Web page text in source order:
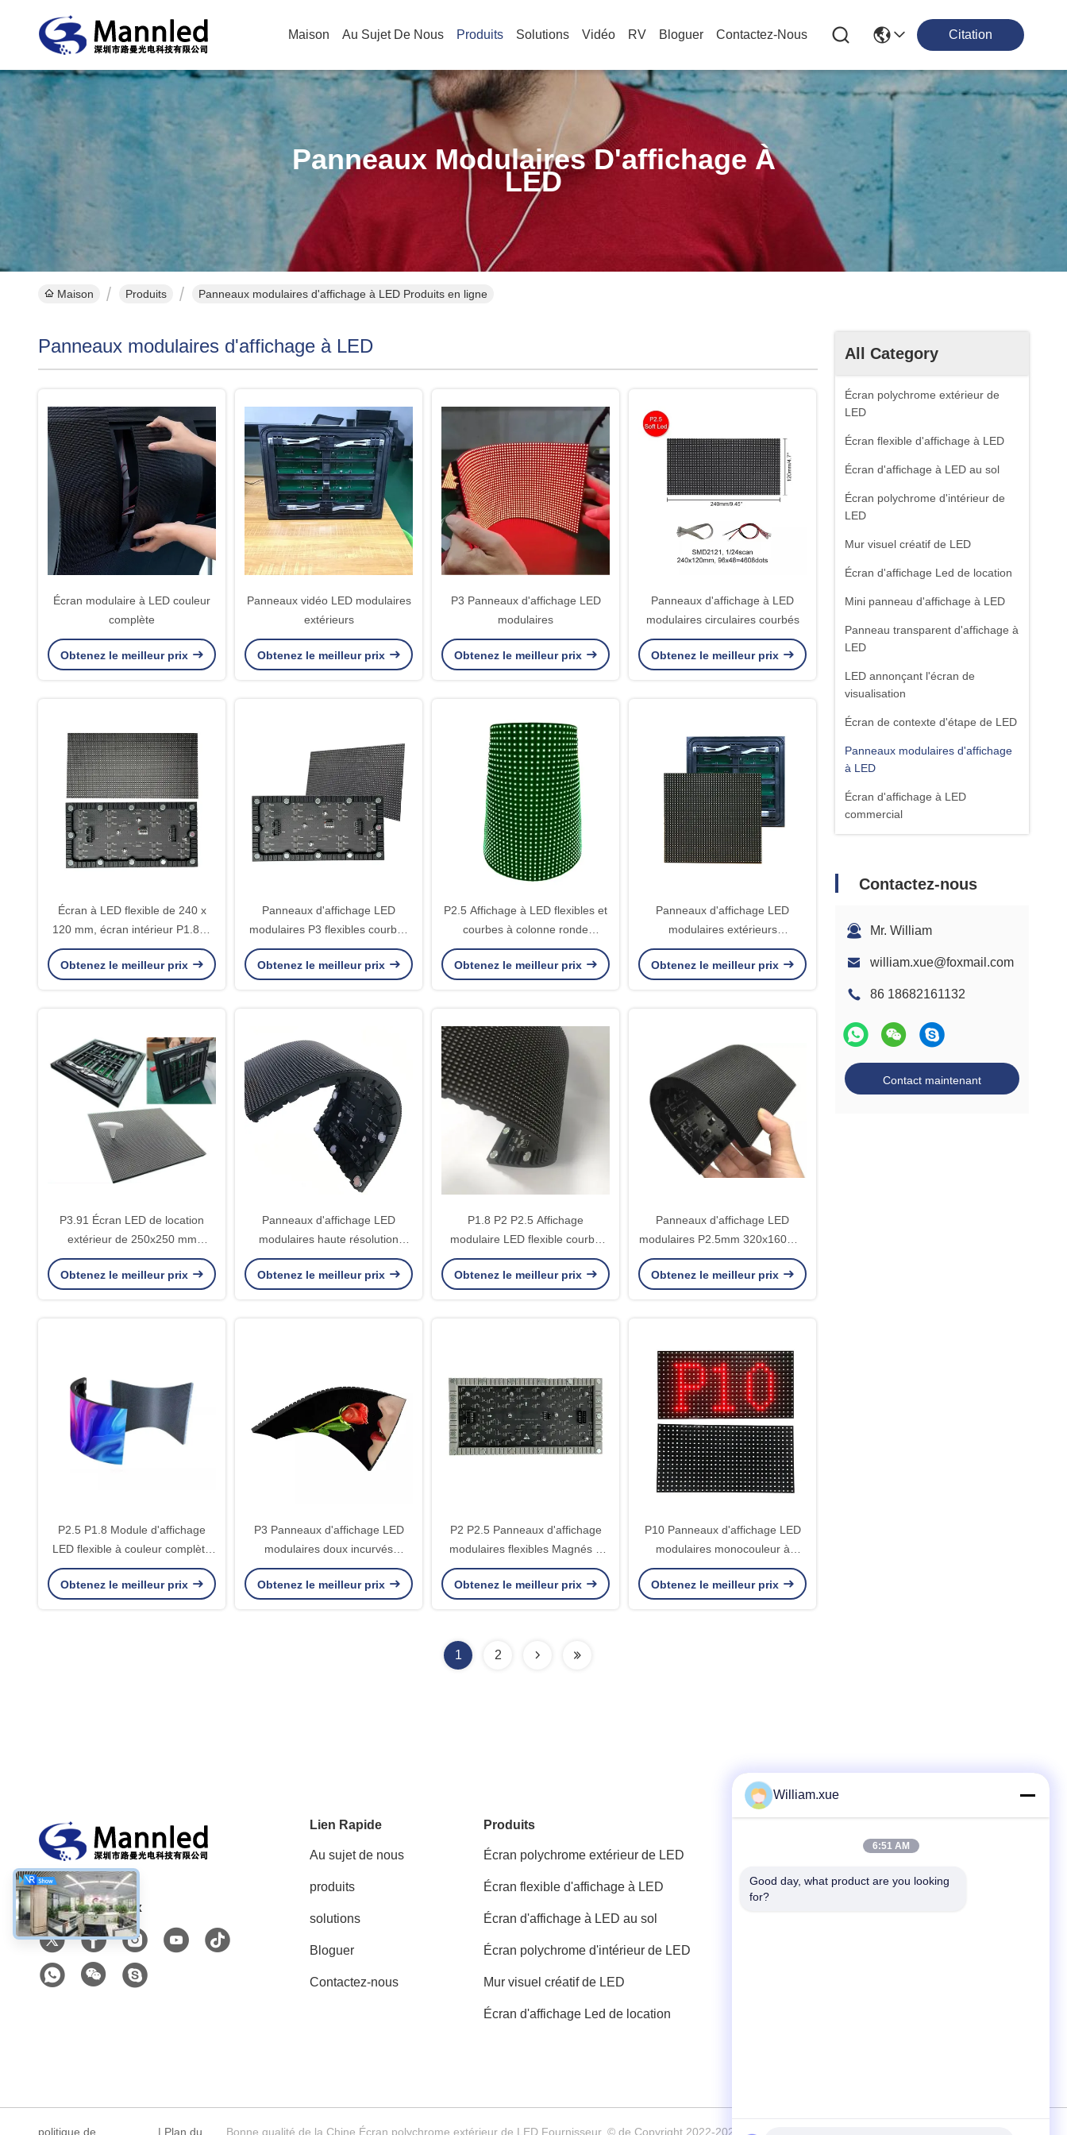
Maison Au Sujet De Nous Produits Solutions Vidéo RV Bloguer Contactez-Nous Citation
Panneaux Modulaires D'affichage À
LED
Maison Produits Panneaux modulaires d'affichage à LED Produits en ligne
All Category
Écran polychrome extérieur de
LED
Écran flexible d'affichage à LED
Écran d'affichage à LED au sol
Écran polychrome d'intérieur de
LED
Mur visuel créatif de LED
Écran d'affichage Led de location
Mini panneau d'affichage à LED
Panneau transparent d'affichage à
LED
LED annonçant l'écran de
visualisation
Écran de contexte d'étape de LED
Panneaux modulaires d'affichage
à LED
Écran d'affichage à LED
commercial
Contactez-nous
Mr. William
william.xue@foxmail.com
86 18682161132
Contact maintenant
Panneaux modulaires d'affichage à LED
Écran modulaire à LED couleur
complète
Obtenez le meilleur prix
Panneaux vidéo LED modulaires
extérieurs
Obtenez le meilleur prix
P3 Panneaux d'affichage LED
modulaires
Obtenez le meilleur prix
Panneaux d'affichage à LED
modulaires circulaires courbés
Obtenez le meilleur prix
Écran à LED flexible de 240 x
120 mm, écran intérieur P1.875
SMD
Obtenez le meilleur prix
Panneaux d'affichage LED
modulaires P3 flexibles courbés
à taux de rafraîchissement élevé
Obtenez le meilleur prix
P2.5 Affichage à LED flexibles et
courbes à colonne ronde
320x160 mm
Obtenez le meilleur prix
Panneaux d'affichage LED
modulaires extérieurs
imperméables à l'eau P6.6
Obtenez le meilleur prix
P3.91 Écran LED de location
extérieur de 250x250 mm
Entretien avant
Obtenez le meilleur prix
Panneaux d'affichage LED
modulaires haute résolution
P2mm Cylindre de centre
commercial Intérieur courbé
Obtenez le meilleur prix
P1.8 P2 P2.5 Affichage
modulaire LED flexible courbé
doux intérieur
Obtenez le meilleur prix
Panneaux d'affichage LED
modulaires P2.5mm 320x160mm
courbe suspendue mince
Obtenez le meilleur prix
P2.5 P1.8 Module d'affichage
LED flexible à couleur complète
1,86 mm
Obtenez le meilleur prix
P3 Panneaux d'affichage LED
modulaires doux incurvés
Publicité intérieure Colonne
ronde pliable
Obtenez le meilleur prix
P2 P2.5 Panneaux d'affichage
modulaires flexibles Magnés à
haute luminosité intérieurs
Obtenez le meilleur prix
P10 Panneaux d'affichage LED
modulaires monocouleur à
l'intérieur 10 mm
Obtenez le meilleur prix
1 2
Réseaux sociaux
Lien Rapide
Au sujet de nous
produits
solutions
Bloguer
Contactez-nous
Produits
Écran polychrome extérieur de LED
Écran flexible d'affichage à LED
Écran d'affichage à LED au sol
Écran polychrome d'intérieur de LED
Mur visuel créatif de LED
Écran d'affichage Led de location
86--18682161132
politique de | Plan du Bonne qualité de la Chine Écran polychrome extérieur de LED Fournisseur. © de Copyright 2022-2026 Shenzhen Mannled Photoelectric Technology Co., Ltd .
William.xue
6:51 AM
Good day, what product are you looking
for?